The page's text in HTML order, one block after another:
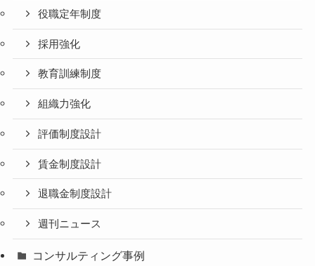
役職定年制度
採用強化
教育訓練制度
組織力強化
評価制度設計
賃金制度設計
退職金制度設計
週刊ニュース
コンサルティング事例